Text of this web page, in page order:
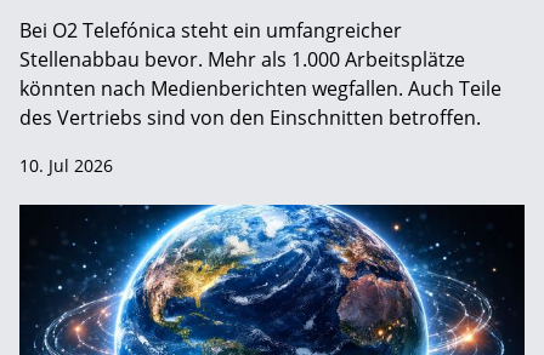
Bei O2 Telefónica steht ein umfangreicher
Stellenabbau bevor. Mehr als 1.000 Arbeitsplätze
könnten nach Medienberichten wegfallen. Auch Teile
des Vertriebs sind von den Einschnitten betroffen.
10. Jul 2026